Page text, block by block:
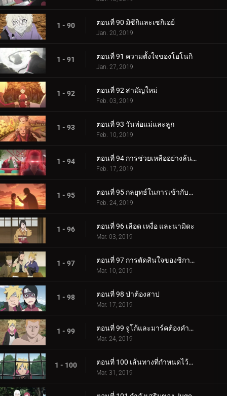
1 - 90 ตอนที่ 90 มิซึกิและเซกิเอย์
Jan. 20, 2019
1 - 91 ตอนที่ 91 ความตั้งใจของโอโนกิ
Jan. 27, 2019
1 - 92 ตอนที่ 92 สามัญใหม่
Feb. 03, 2019
1 - 93 ตอนที่ 93 วันพ่อแม่และลูก
Feb. 10, 2019
1 - 94 ตอนที่ 94 การช่วยเหลืออย่างล้นหลาม! แข่งกิน!
Feb. 17, 2019
1 - 95 ตอนที่ 95 กลยุทธ์ในการเข้ากับลูกสาวของคุณ
Feb. 24, 2019
1 - 96 ตอนที่ 96 เลือด เหงื่อ และนามิดะ
Mar. 03, 2019
1 - 97 ตอนที่ 97 การตัดสินใจของชิกาได
Mar. 10, 2019
1 - 98 ตอนที่ 98 ป่าต้องสาป
Mar. 17, 2019
1 - 99 ตอนที่ 99 จูโก้และมาร์คต้องคำสาป
Mar. 24, 2019
1 - 100 ตอนที่ 100 เส้นทางที่กำหนดไว้ล่วงหน้า
Mar. 31, 2019